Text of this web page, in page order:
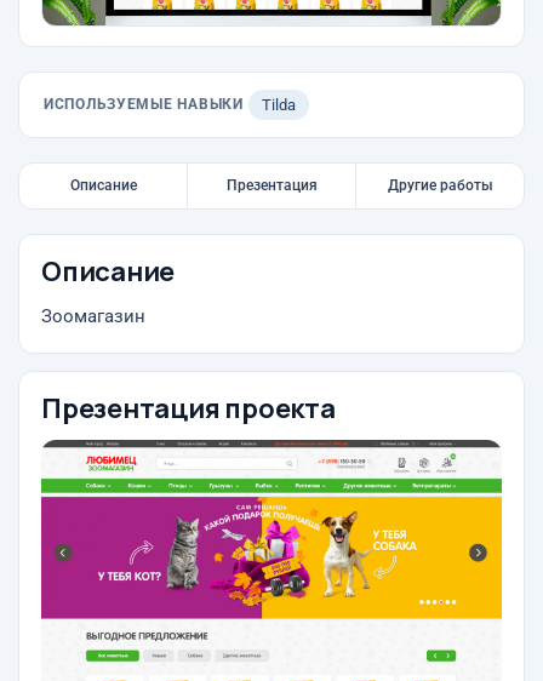
ИСПОЛЬЗУЕМЫЕ НАВЫКИ Tilda
Описание Презентация Другие работы
Описание
Зоомагазин
Презентация проекта